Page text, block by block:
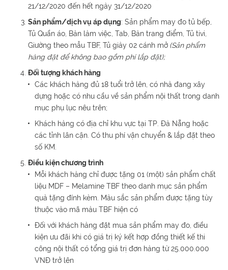
21/12/2020 đến hết ngày 31/12/2020
Sản phẩm/dịch vụ áp dụng: Sản phẩm may đo tủ bếp,
Tủ Quần áo, Bàn làm việc, Tab, Bàn trang điểm, Tủ tivi,
Giường theo mẫu TBF, Tủ giày 02 cánh mở (Sản phẩm
hàng đặt để không bao gồm phí lắp đặt);
Đối tượng khách hàng
Các khách hàng đủ 18 tuổi trở lên, có nhà đang xây
dựng hoặc có nhu cầu về sản phẩm nội thất trong danh
mục phụ lục nêu trên;
Khách hàng có địa chỉ khu vực tại TP. Đà Nẵng hoặc
các tỉnh lân cận. Có thu phí vận chuyển & lắp đặt theo
số KM.
Điều kiện chương trình
Mỗi khách hàng chỉ được tặng 01 (một) sản phẩm chất
liệu MDF – Melamine TBF theo danh mục sản phẩm
quà tặng đính kèm. Màu sắc sản phẩm được tặng tùy
thuộc vào mã màu TBF hiện có
Đối với khách hàng đặt mua sản phẩm may đo, điều
kiện ưu đãi khi có giá trị ký kết hợp đồng thiết kế thi
công nội thất có tổng giá trị đơn hàng từ 25.000.000
VNĐ trở lên